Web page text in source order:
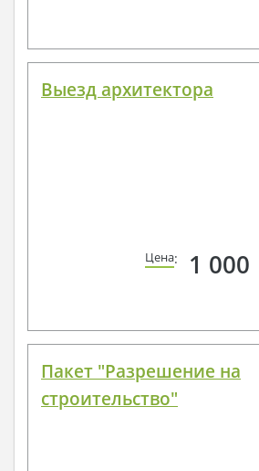
Выезд архитектора
Цена: 1 000
Пакет "Разрешение на
строительство"